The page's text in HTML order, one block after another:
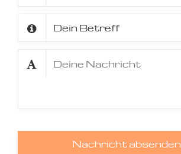
Nachricht absenden